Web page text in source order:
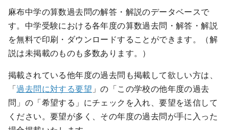
麻布中学の算数過去問の解答・解説のデータベースで
す。中学受験における各年度の算数過去問・解答・解説
を無料で印刷・ダウンロードすることができます。（解
説は未掲載のものも多数あります。）
掲載されている他年度の過去問も掲載して欲しい方は、
「過去問に対する要望 」の「この学校の他年度の過去
問」の「希望する」にチェックを入れ、要望を送信して
ください。要望が多く、その年度の過去問が手に入った